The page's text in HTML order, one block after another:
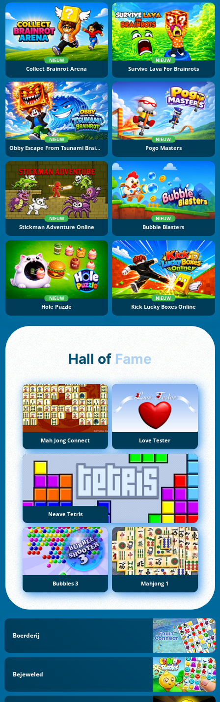
NIEUW
Collect Brainrot Arena
NIEUW
Survive Lava For Brainrots
NIEUW
Obby Escape From Tsunami Brainrot
NIEUW
Pogo Masters
NIEUW
Stickman Adventure Online
NIEUW
Bubble Blasters
NIEUW
Hole Puzzle
NIEUW
Kick Lucky Boxes Online
Hall of Fame
Mah Jong Connect Love Tester
Neave Tetris
Bubbles 3 Mahjong 1
Boerderij
Bejeweled